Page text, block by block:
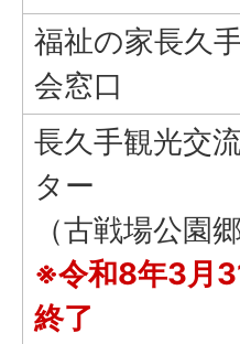
福祉の家長久
会窓口
長久手観光交
ター
（古戦場公園
※令和8年3月
終了